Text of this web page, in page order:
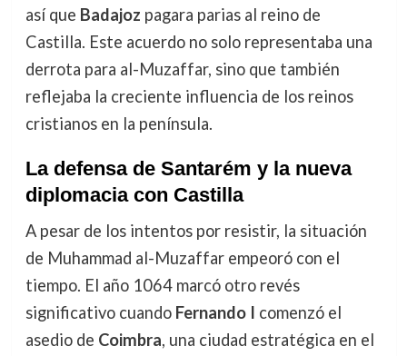
así que Badajoz pagara parias al reino de
Castilla. Este acuerdo no solo representaba una
derrota para al-Muzaffar, sino que también
reflejaba la creciente influencia de los reinos
cristianos en la península.
La defensa de Santarém y la nueva
diplomacia con Castilla
A pesar de los intentos por resistir, la situación
de Muhammad al-Muzaffar empeoró con el
tiempo. El año 1064 marcó otro revés
significativo cuando Fernando I comenzó el
asedio de Coimbra, una ciudad estratégica en el